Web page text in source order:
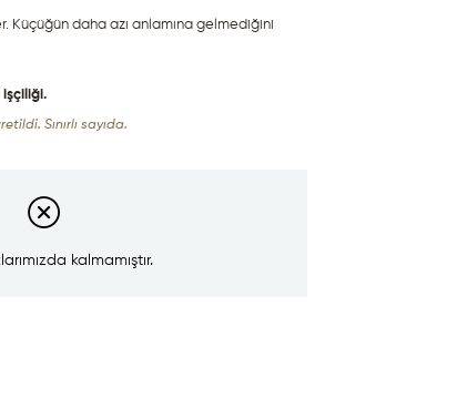
Küçüğün daha azı anlamına gelmediğini
Sınırlı sayıda.
kalmamıştır.